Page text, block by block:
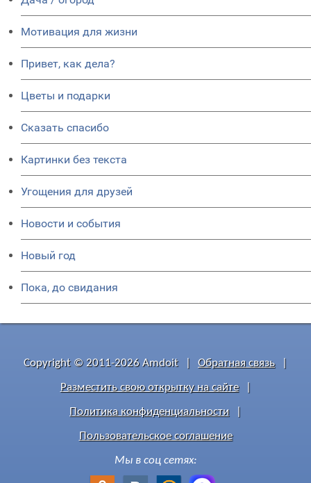
Мотивация для жизни
Привет, как дела?
Цветы и подарки
Сказать спасибо
Картинки без текста
Угощения для друзей
Новости и события
Новый год
Пока, до свидания
Copyright © 2011-2026 Amdoit Обратная связь
Разместить свою открытку на сайте
Политика конфиденциальности
Пользовательское соглашение
Мы в соц сетях: